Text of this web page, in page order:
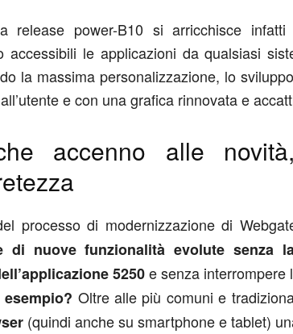
release power-B10 si arricchisce
accessibili le applicazioni da qualsiasi
la massima personalizzazione, lo
e con una grafica rinnovata e
accenno alle
processo di modernizzazione di
di nuove funzionalità evolute senza
5250e senza interrompere
Oltre alle più comuni e
(quindi anche su smartphone e tablet)